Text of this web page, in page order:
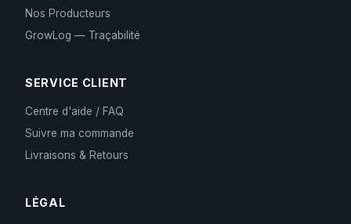
Nos Producteurs
GrowLog — Traçabilité
SERVICE CLIENT
Centre d'aide / FAQ
Suivre ma commande
Livraisons & Retours
LÉGAL